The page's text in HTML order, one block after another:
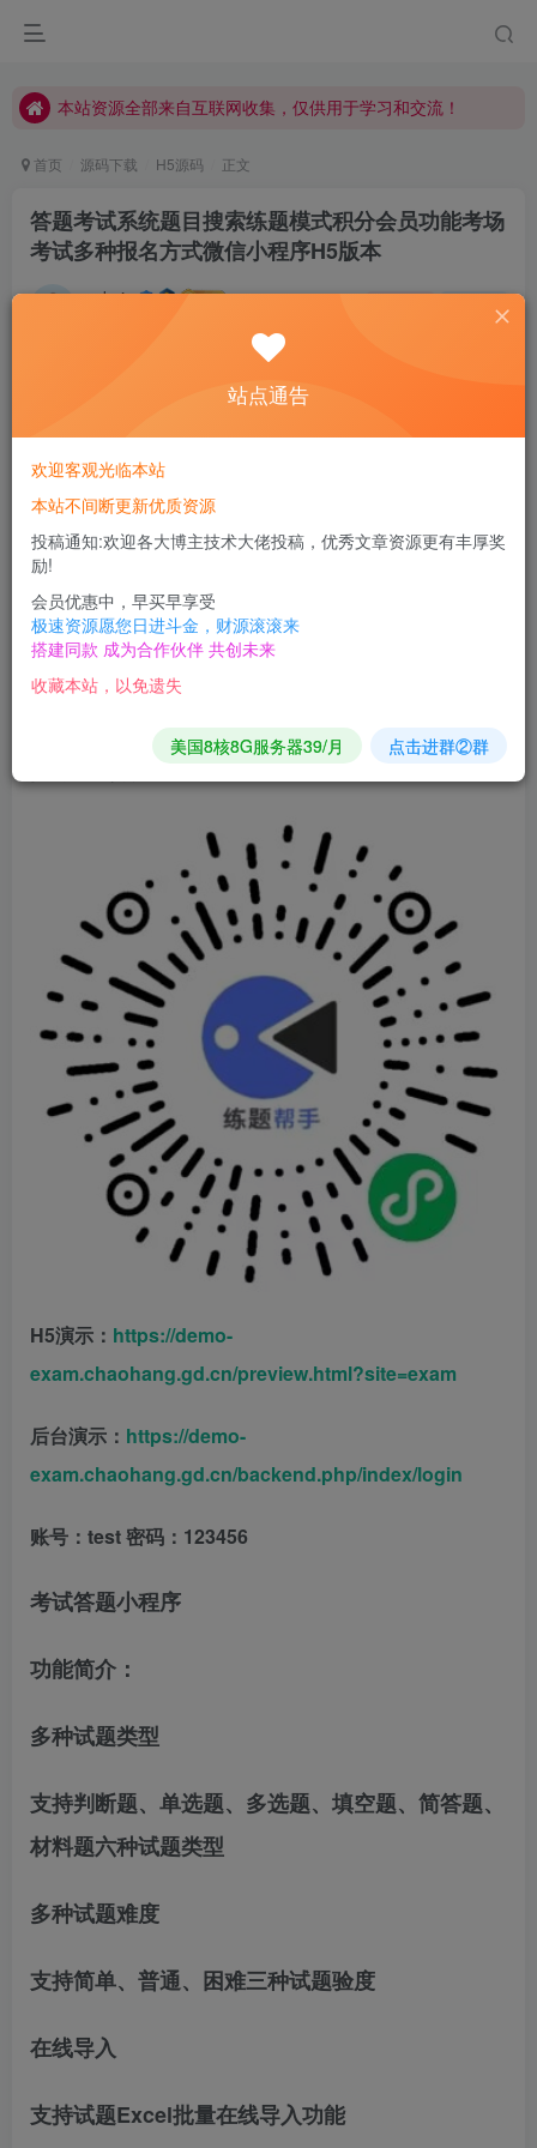
本站资源全部来自互联网收集，仅供用于学习和交流！
首页 源码下载 H5源码 正文
答题考试系统题目搜索练题模式积分会员功能考场
考试多种报名方式微信小程序H5版本
admin 私信
答题考试系统基于FastAdmin+ThinkPHP+Uniapp开发
的小程序答题考试系统，提供了多种试题类型和难度选
择，支持练习、正式考试及补考模式。系统提供完整的
H5演示： https://demo-
exam.chaohang.gd.cn/preview.html?site=exam
后台演示： https://demo-
exam.chaohang.gd.cn/backend.php/index/login
账号：test 密码：123456
考试答题小程序
功能简介：
多种试题类型
支持判断题、单选题、多选题、填空题、简答题、
材料题六种试题类型
多种试题难度
支持简单、普通、困难三种试题验度
在线导入
支持试题Excel批量在线导入功能
站点通告
欢迎客观光临本站
本站不间断更新优质资源
投稿通知:欢迎各大博主技术大佬投稿，优秀文章资源更有丰厚奖
励!
会员优惠中，早买早享受
极速资源愿您日进斗金，财源滚滚来
搭建同款 成为合作伙伴 共创未来
收藏本站，以免遗失
美国8核8G服务器39/月 点击进群②群